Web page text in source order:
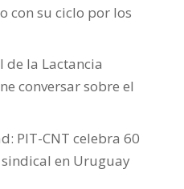
con su ciclo por los
de la Lactancia
conversar sobre el
PIT-CNT celebra 60
en Uruguay